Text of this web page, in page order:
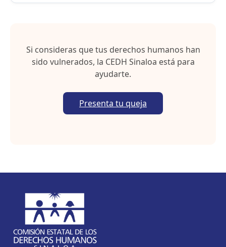
Si consideras que tus derechos humanos han
sido vulnerados, la CEDH Sinaloa está para
ayudarte.
Presenta tu queja